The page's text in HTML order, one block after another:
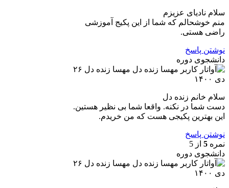
سلام نادیای عزیزم
منم خوشحالم که شما از این پکیج آموزشی
راضی هستی.
نوشتن پاسخ
دانشجوی دوره
مهسا زنده دل ۲۶
دی ۱۴۰۰
سلام خانم زنده دل
دست شما در نکنه. واقعا شما بی نظیر هستین.
این بهترین پکیجی هست که من خریدم.
نوشتن پاسخ
نمره 5 از 5
دانشجوی دوره
مهسا زنده دل ۲۶
دی ۱۴۰۰